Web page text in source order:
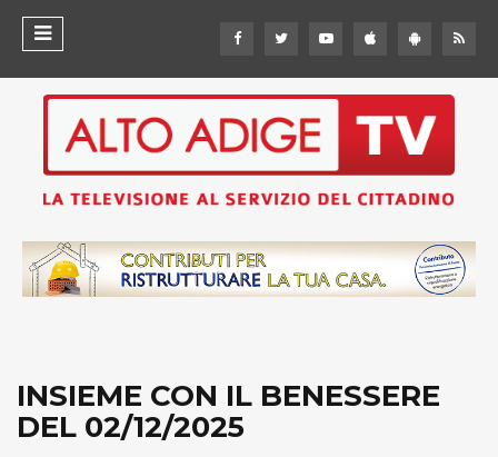
INSIEME CON IL BENESSERE
DEL 02/12/2025